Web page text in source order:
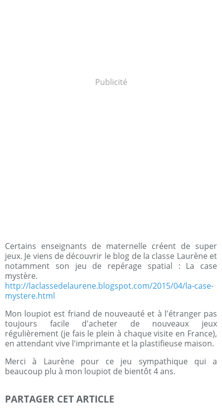
Publicité
Certains enseignants de maternelle créent de super
jeux. Je viens de découvrir le blog de la classe Laurène et
notamment son jeu de repérage spatial : La case
mystère.
http://laclassedelaurene.blogspot.com/2015/04/la-case-
mystere.html
Mon loupiot est friand de nouveauté et à l'étranger pas
toujours facile d'acheter de nouveaux jeux
régulièrement (je fais le plein à chaque visite en France),
en attendant vive l'imprimante et la plastifieuse maison.
Merci à Laurène pour ce jeu sympathique qui a
beaucoup plu à mon loupiot de bientôt 4 ans.
PARTAGER CET ARTICLE